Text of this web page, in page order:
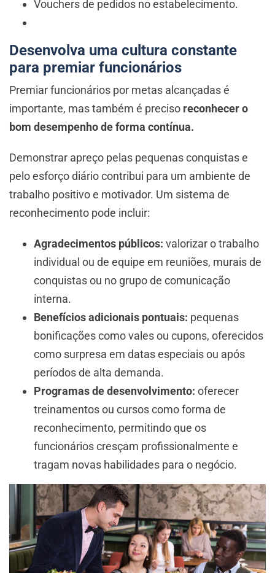
Vouchers de pedidos no estabelecimento.
Desenvolva uma cultura constante
para premiar funcionários
Premiar funcionários por metas alcançadas é
importante, mas também é preciso reconhecer o
bom desempenho de forma contínua.
Demonstrar apreço pelas pequenas conquistas e
pelo esforço diário contribui para um ambiente de
trabalho positivo e motivador. Um sistema de
reconhecimento pode incluir:
Agradecimentos públicos: valorizar o trabalho
individual ou de equipe em reuniões, murais de
conquistas ou no grupo de comunicação
interna.
Benefícios adicionais pontuais: pequenas
bonificações como vales ou cupons, oferecidos
como surpresa em datas especiais ou após
períodos de alta demanda.
Programas de desenvolvimento: oferecer
treinamentos ou cursos como forma de
reconhecimento, permitindo que os
funcionários cresçam profissionalmente e
tragam novas habilidades para o negócio.